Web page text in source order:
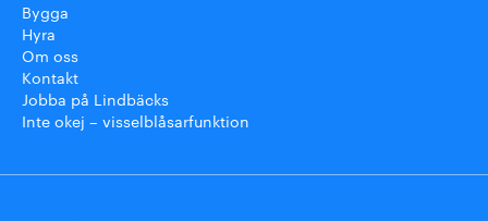
Bygga
Hyra
Om oss
Kontakt
Jobba på Lindbäcks
Inte okej – visselblåsarfunktion